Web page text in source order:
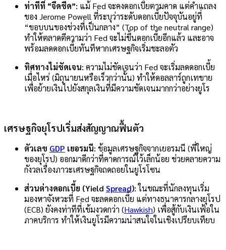
ท่าทีที่ “จืดชืด”: แม้ Fed จะคงดอกเบี้ยตามคาด แต่คำแถลง
ของ Jerome Powell ที่ระบุว่าระดับดอกเบี้ยปัจจุบันอยู่ที่
“ขอบบนของช่วงที่เป็นกลาง” (Top of the neutral range)
ทำให้ตลาดตีความว่า Fed จะไม่ขึ้นดอกเบี้ยอีกแล้ว และอาจ
พร้อมลดดอกเบี้ยทันทีหากเศรษฐกิจเริ่มชะลอตัว
ทิศทางไม่ชัดเจน: ความไม่ชัดเจนว่า Fed จะเริ่มลดดอกเบี้ย
เมื่อไหร่ (มิถุนายนหรือเร็วกว่านั้น) ทำให้ดอลลาร์ถูกเทขาย
เพื่อย้ายเงินไปยังสกุลเงินที่มีความชัดเจนมากกว่าอย่างยูโร
เศรษฐกิจยุโรปเริ่มส่งสัญญาณฟื้นตัว
ตัวเลข GDP เยอรมนี: ข้อมูลเศรษฐกิจจากเยอรมนี (พี่ใหญ่
ของยุโรป) ออกมาดีกว่าที่คาดการณ์ไว้เล็กน้อย ช่วยคลายความ
กังวลเรื่องภาวะเศรษฐกิจถดถอยในยูโรโซน
ส่วนต่างดอกเบี้ย (Yield Spread):ในขณะที่นักลงทุนเริ่ม
มองหาจังหวะที่ Fed จะลดดอกเบี้ย แต่ทางธนาคารกลางยุโรป
(ECB) ยังคงท่าทีที่เข้มงวดกว่า (Hawkish) เพื่อสู้กับเงินเฟ้อใน
ภาคบริการ ทำให้เงินยูโรมีความน่าสนใจในเชิงเปรียบเทียบ